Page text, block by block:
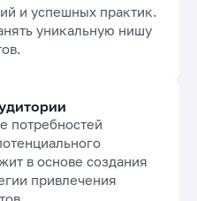
и успешных практик.
уникальную нишу
потребностей
в основе создания
привлечения